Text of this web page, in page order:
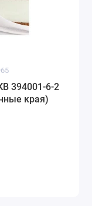
394001-6-2
края)